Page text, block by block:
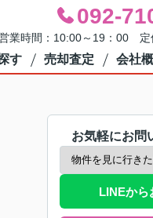
092-
業時間：10:00～19：00 定
す 売却査定 会社
お気軽にお問
LINEから